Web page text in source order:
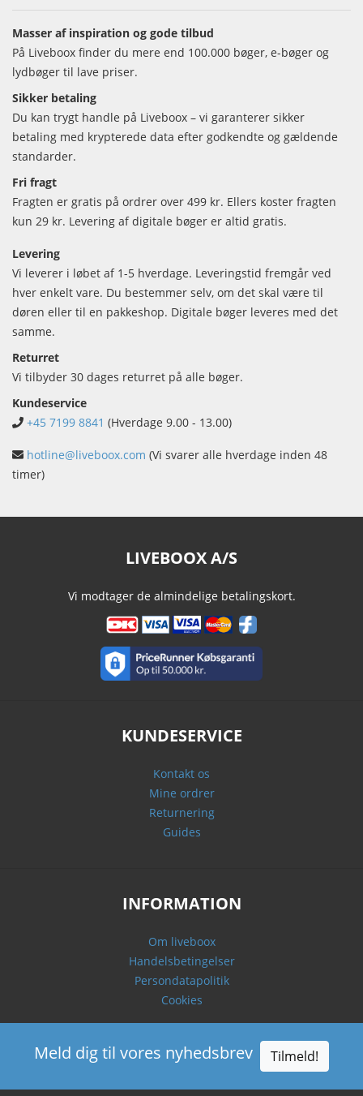
Masser af inspiration og gode tilbud
På Liveboox finder du mere end 100.000 bøger, e-bøger og
lydbøger til lave priser.
Sikker betaling
Du kan trygt handle på Liveboox – vi garanterer sikker
betaling med krypterede data efter godkendte og gældende
standarder.
Fri fragt
Fragten er gratis på ordrer over 499 kr. Ellers koster fragten
kun 29 kr. Levering af digitale bøger er altid gratis.
Levering
Vi leverer i løbet af 1-5 hverdage. Leveringstid fremgår ved
hver enkelt vare. Du bestemmer selv, om det skal være til
døren eller til en pakkeshop. Digitale bøger leveres med det
samme.
Returret
Vi tilbyder 30 dages returret på alle bøger.
Kundeservice
+45 7199 8841 (Hverdage 9.00 - 13.00)
hotline@liveboox.com (Vi svarer alle hverdage inden 48
timer)
LIVEBOOX A/S
Vi modtager de almindelige betalingskort.
KUNDESERVICE
Kontakt os
Mine ordrer
Returnering
Guides
INFORMATION
Om liveboox
Handelsbetingelser
Persondatapolitik
Cookies
Meld dig til vores nyhedsbrev Tilmeld!